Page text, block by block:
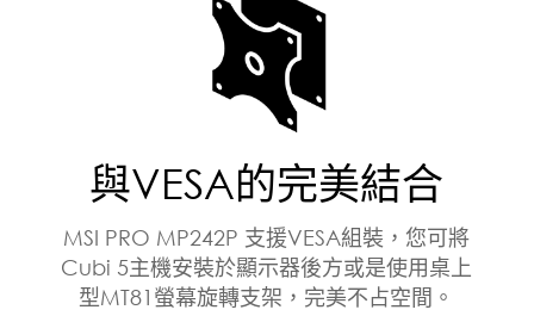
與VESA的完美結合
MSI PRO MP242P 支援VESA組裝，您可將
Cubi 5主機安裝於顯示器後方或是使用桌上
型MT81螢幕旋轉支架，完美不占空間。